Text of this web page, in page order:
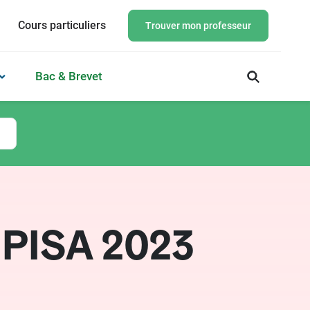
Cours particuliers Trouver mon professeur
Bac & Brevet
2023